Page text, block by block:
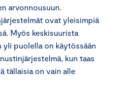
arvonnousuun.
ovat yleisimpiä
Myös keskisuurista
puolella on käytössään
kun taas
tällaisia on vain alle